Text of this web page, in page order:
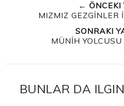
← ÖNCEKI
MIZMIZ GEZGİNLER
SONRAKI
MÜNİH
BUNLAR DA